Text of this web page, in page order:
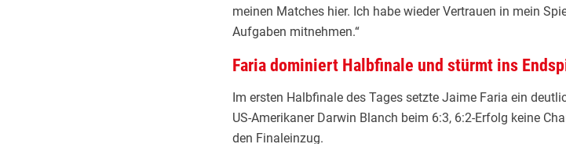
meinen Matches hier. Ich habe wieder Vertrauen in mein
Aufgaben mitnehmen.“
Faria dominiert Halbfinale und stürmt ins
Im ersten Halbfinale des Tages setzte Jaime Faria ein
US-Amerikaner Darwin Blanch beim 6:3, 6:2-Erfolg keine
den Finaleinzug.